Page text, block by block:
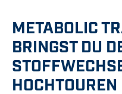
METABOLIC
BRINGST DU
HOCHTOUREN